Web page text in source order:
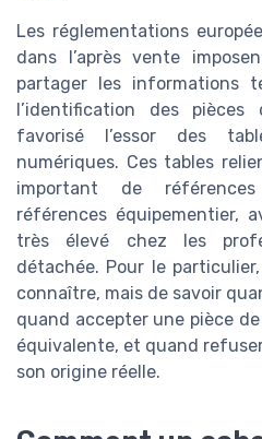
Les réglementations
dans l’après vente
partager les informations
l’identification des
favorisé l’essor des
numériques. Ces tables
important de
références équipementier,
très élevé chez les
détachée. Pour le
connaître, mais de savoir
quand accepter une pièce
équivalente, et quand
son origine réelle.